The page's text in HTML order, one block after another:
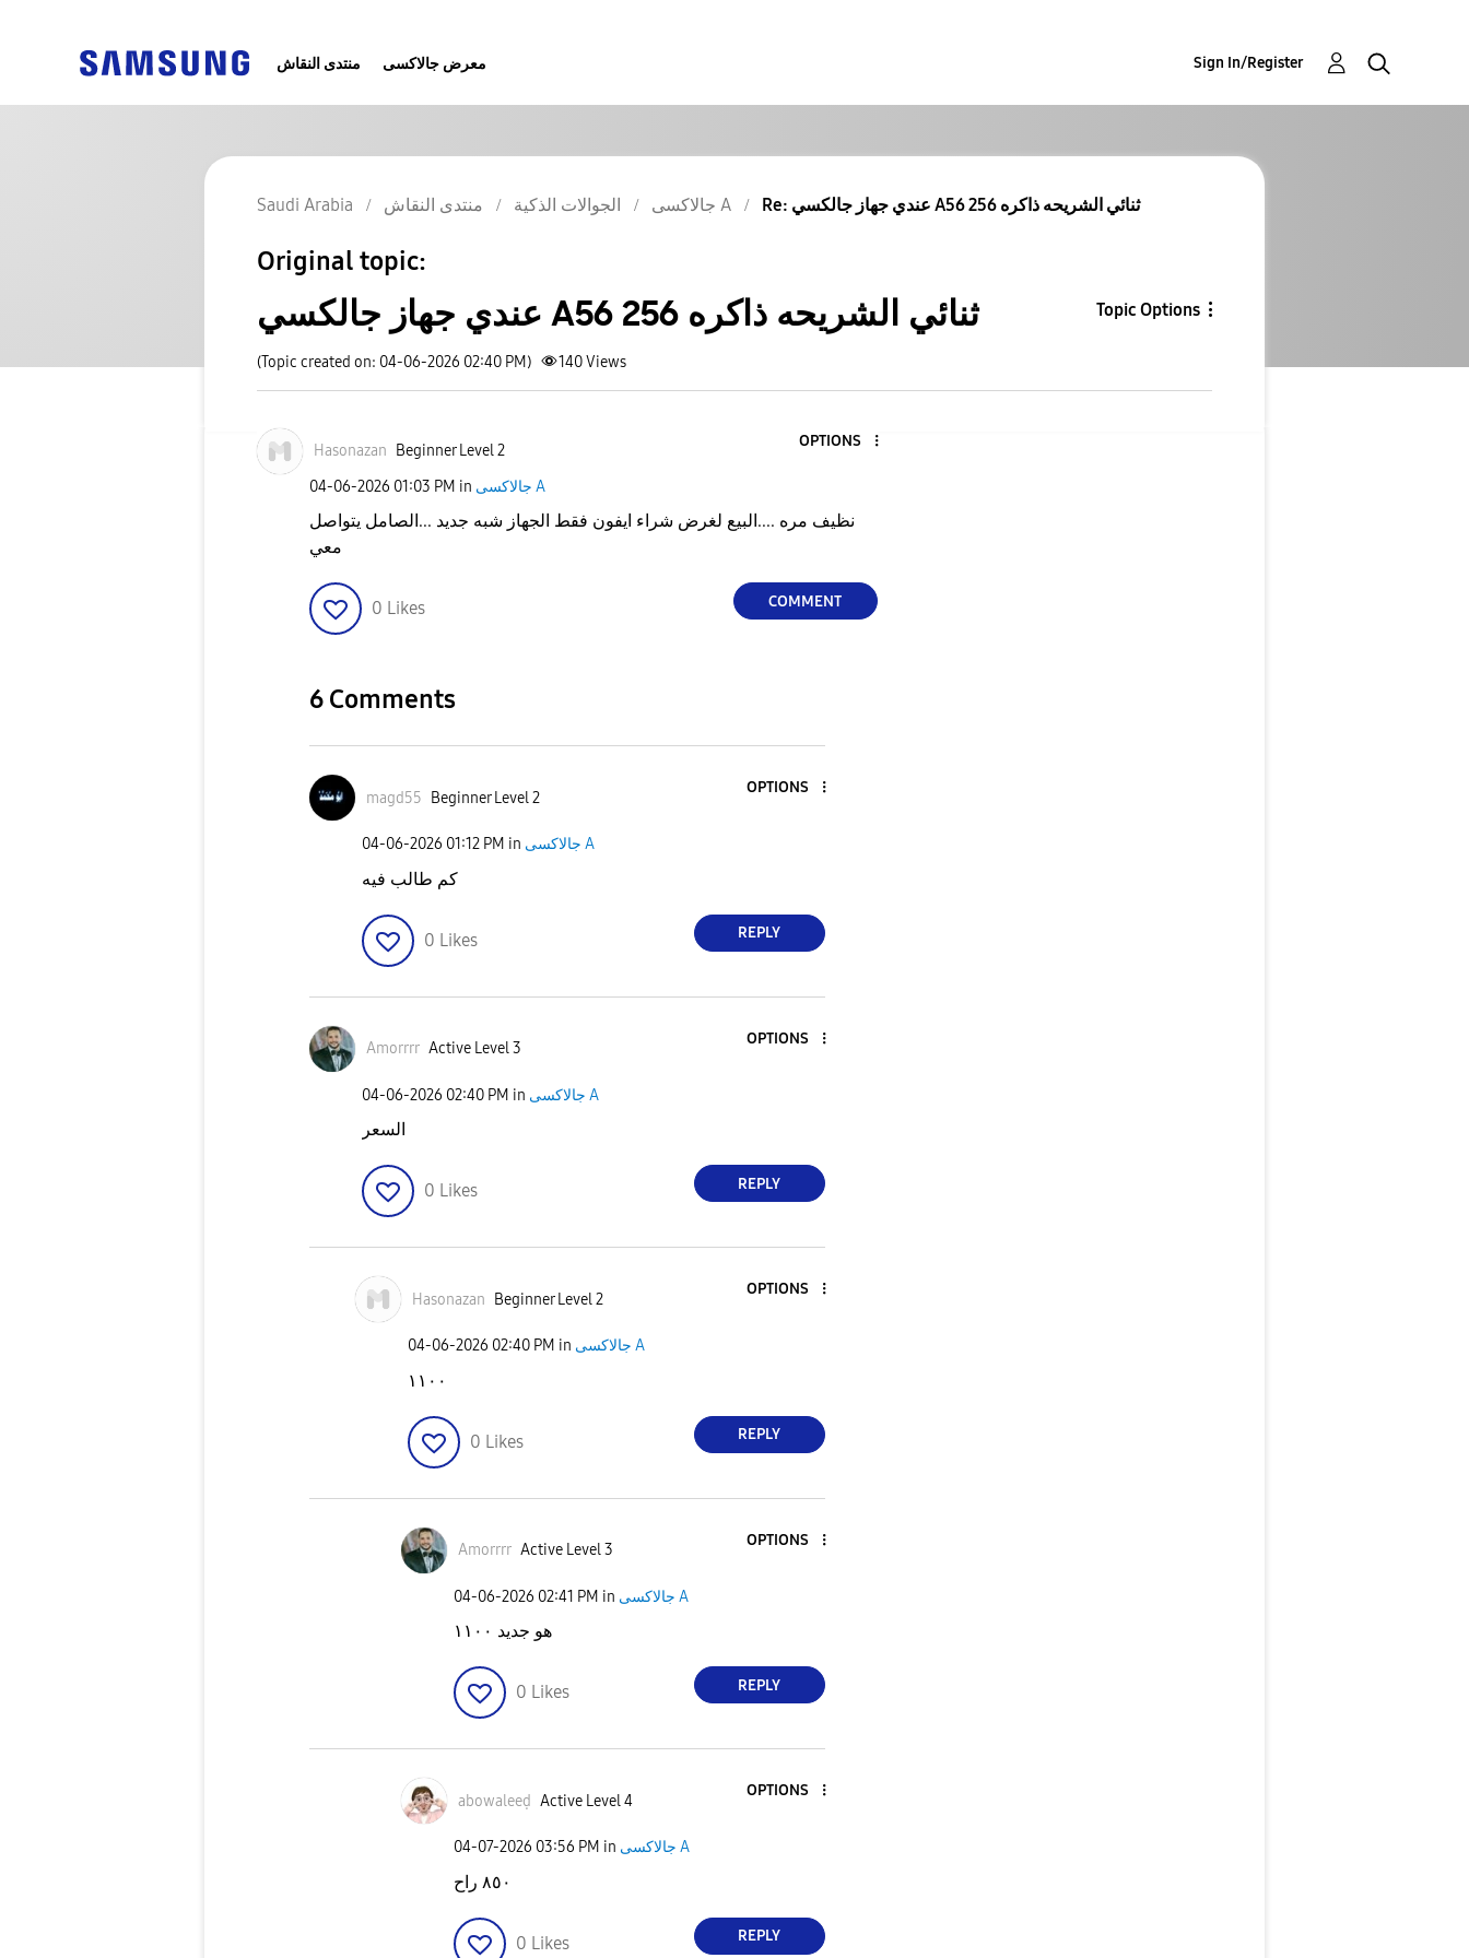
منتدى النقاش معرض جالاكسى Sign In/Register
Saudi Arabia منتدى النقاش الجوالات الذكية جالاكسى A Re: عندي جهاز جالكسي A56 ثنائي الشريحه ذاكره 256
Original topic:
عندي جهاز جالكسي A56 ثنائي الشريحه ذاكره 256 Topic Options
(Topic created on: 04-06-2026 02:40 PM) 140Views
Hasonazan Beginner Level 2
OPTIONS
‎04-06-2026 01:03 PM in جالاكسى A
نظيف مره ....البيع لغرض شراء ايفون فقط الجهاز شبه جديد ...الصامل يتواصل
0 Likes COMMENT
6 Comments
magd55 Beginner Level 2
OPTIONS
‎04-06-2026 01:12 PM in جالاكسى A
كم طالب فيه
0 Likes REPLY
Amorrrr Active Level 3
OPTIONS
‎04-06-2026 02:40 PM in جالاكسى A
السعر
0 Likes REPLY
Hasonazan Beginner Level 2
OPTIONS
‎04-06-2026 02:40 PM in جالاكسى A
١١٠٠
0 Likes REPLY
Amorrrr Active Level 3
OPTIONS
‎04-06-2026 02:41 PM in جالاكسى A
هو جديد ١١٠٠
0 Likes REPLY
abowaleeḍ Active Level 4
OPTIONS
‎04-07-2026 03:56 PM in جالاكسى A
٨٥٠ راح
0 Likes REPLY